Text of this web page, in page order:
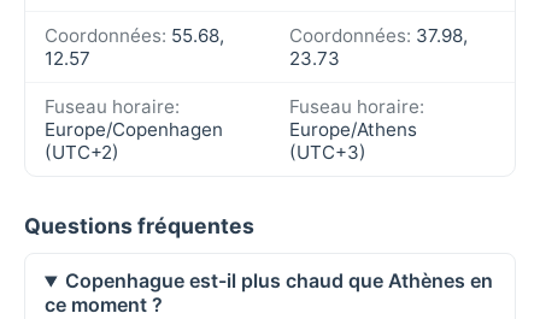
Coordonnées: 55.68,
12.57
Coordonnées: 37.98,
23.73
Fuseau horaire:
Europe/Copenhagen
(UTC+2)
Fuseau horaire:
Europe/Athens
(UTC+3)
Questions fréquentes
Copenhague est-il plus chaud que Athènes en
ce moment ?